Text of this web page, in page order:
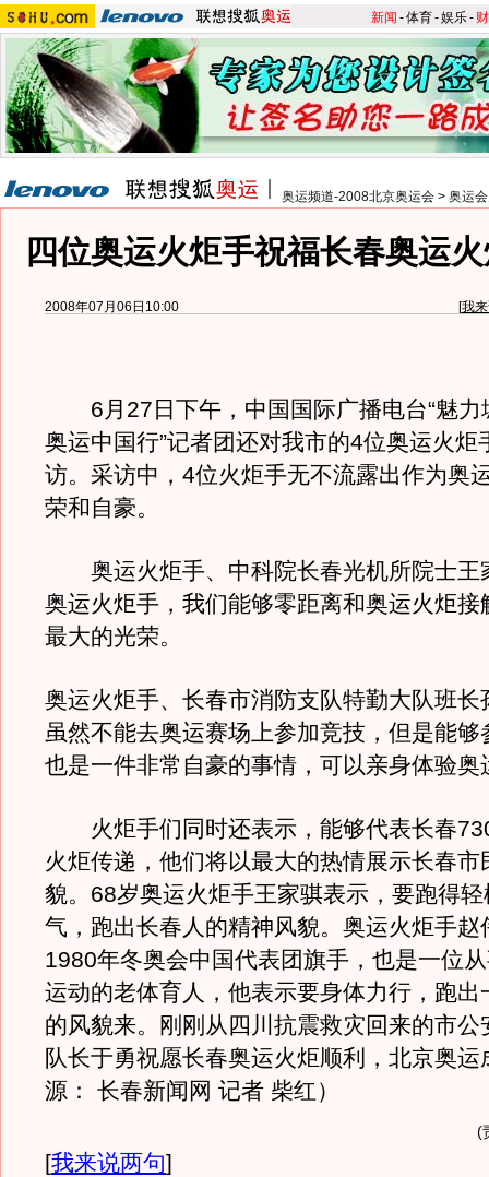
新闻 -体育-娱乐-
奥运频道-2008北京奥运会 > 奥运
四位奥运火炬手祝福长春奥运
2008年07月06日10:00 [我
6月27日下午，中国国际广播电台“魅
奥运中国行”记者团还对我市的4位奥运火炬
访。采访中，4位火炬手无不流露出作为奥
荣和自豪。
奥运火炬手、中科院长春光机所院士王
奥运火炬手，我们能够零距离和奥运火炬接
最大的光荣。
奥运火炬手、长春市消防支队特勤大队班长
虽然不能去奥运赛场上参加竞技，但是能够
也是一件非常自豪的事情，可以亲身体验奥
火炬手们同时还表示，能够代表长春
火炬传递，他们将以最大的热情展示长春市
貌。68岁奥运火炬手王家骐表示，要跑得
气，跑出长春人的精神风貌。奥运火炬手赵
1980年冬奥会中国代表团旗手，也是一位
运动的老体育人，他表示要身体力行，跑出
的风貌来。刚刚从四川抗震救灾回来的市公
队长于勇祝愿长春奥运火炬顺利，北京奥运
源： 长春新闻网 记者 柴红）
(
[我来说两句]